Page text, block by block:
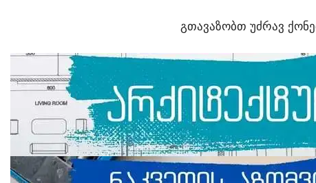
ᲒᲗᲐᲕᲐᲖᲝᲑᲗ ᲣᲫᲠᲐᲕ